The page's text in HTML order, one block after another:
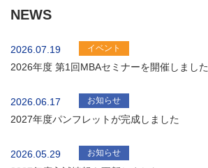
NEWS
2026.07.19 イベント
2026年度 第1回MBAセミナーを開催しました
2026.06.17 お知らせ
2027年度パンフレットが完成しました
2026.05.29 お知らせ